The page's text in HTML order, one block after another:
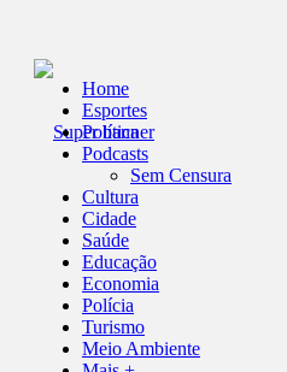
Home
Esportes
Política
Podcasts
Sem Censura
Cultura
Cidade
Saúde
Educação
Economia
Polícia
Turismo
Meio Ambiente